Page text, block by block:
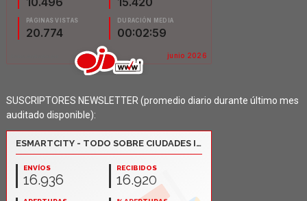
SUSCRIPTORES NEWSLETTER (promedio diario durante último mes
auditado disponible):